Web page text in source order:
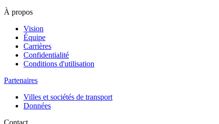
À propos
Vision
Équipe
Carrières
Confidentialité
Conditions d'utilisation
Partenaires
Villes et sociétés de transport
Données
Contact